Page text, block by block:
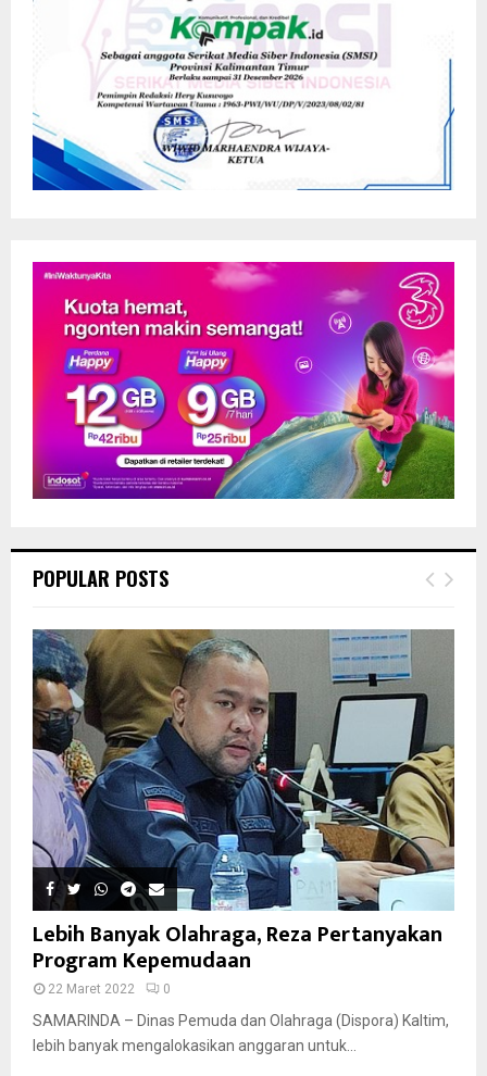
POPULAR POSTS
Lebih Banyak Olahraga, Reza Pertanyakan
Program Kepemudaan
22 Maret 2022 0
SAMARINDA – Dinas Pemuda dan Olahraga (Dispora) Kaltim,
lebih banyak mengalokasikan anggaran untuk...